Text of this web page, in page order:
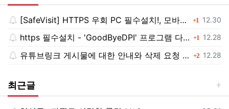
등록일
12.30
[SafeVisit] HTTPS 우회 PC 필수설치!, 모바일 최강속도 1댓글
등록일
12.28
https 필수설치 - 'GoodByeDPI' 프로그램 다운로드<< 1댓글
등록일
12.28
유튜브링크 게시물에 대한 안내와 삭제 요청 공지 2댓글
최근글